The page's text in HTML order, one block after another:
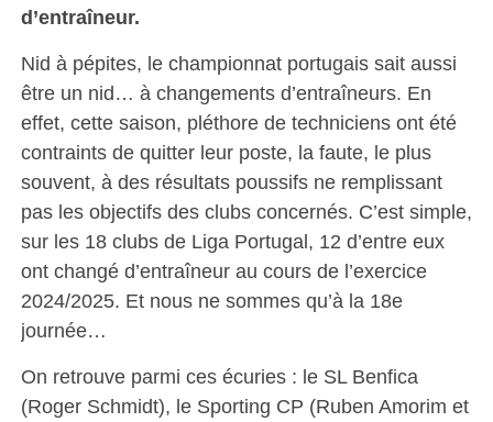
d’entraîneur.
Nid à pépites, le championnat portugais sait aussi
être un nid… à changements d’entraîneurs. En
effet, cette saison, pléthore de techniciens ont été
contraints de quitter leur poste, la faute, le plus
souvent, à des résultats poussifs ne remplissant
pas les objectifs des clubs concernés. C’est simple,
sur les 18 clubs de Liga Portugal, 12 d’entre eux
ont changé d’entraîneur au cours de l’exercice
2024/2025. Et nous ne sommes qu’à la 18e
journée…
On retrouve parmi ces écuries : le SL Benfica
(Roger Schmidt), le Sporting CP (Ruben Amorim et